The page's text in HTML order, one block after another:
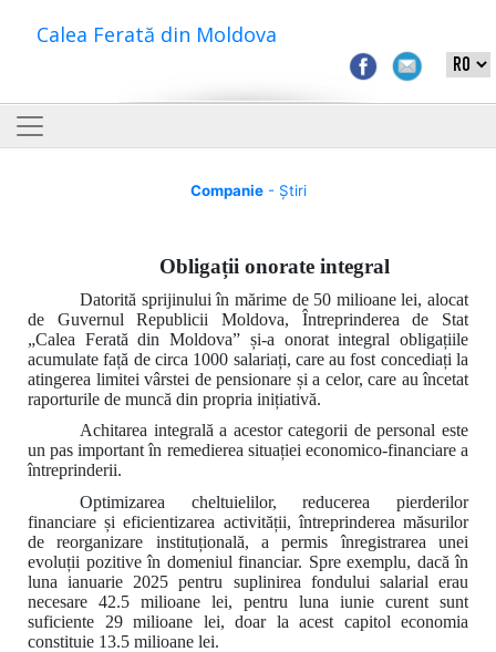
Calea Ferată din Moldova
Companie- Știri
Obligații onorate integral
Datorită sprijinului în mărime de 50 milioane lei, alocat
de Guvernul Republicii Moldova, Întreprinderea de Stat
„Calea Ferată din Moldova” și-a onorat integral obligațiile
acumulate față de circa 1000 salariați, care au fost concediați la
atingerea limitei vârstei de pensionare și a celor, care au încetat
raporturile de muncă din propria inițiativă.
Achitarea integrală a acestor categorii de personal este
un pas important în remedierea situației economico-financiare a
întreprinderii.
Optimizarea cheltuielilor, reducerea pierderilor
financiare și eficientizarea activității, întreprinderea măsurilor
de reorganizare instituțională, a permis înregistrarea unei
evoluții pozitive în domeniul financiar. Spre exemplu, dacă în
luna ianuarie 2025 pentru suplinirea fondului salarial erau
necesare 42.5 milioane lei, pentru luna iunie curent sunt
suficiente 29 milioane lei, doar la acest capitol economia
constituie 13.5 milioane lei.